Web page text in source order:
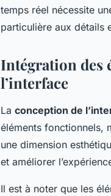
temps réel nécessite
particulière aux détails
Intégration des
l’interface
La conception de
éléments fonctionnels,
une dimension
et améliorer
Il est à noter que les